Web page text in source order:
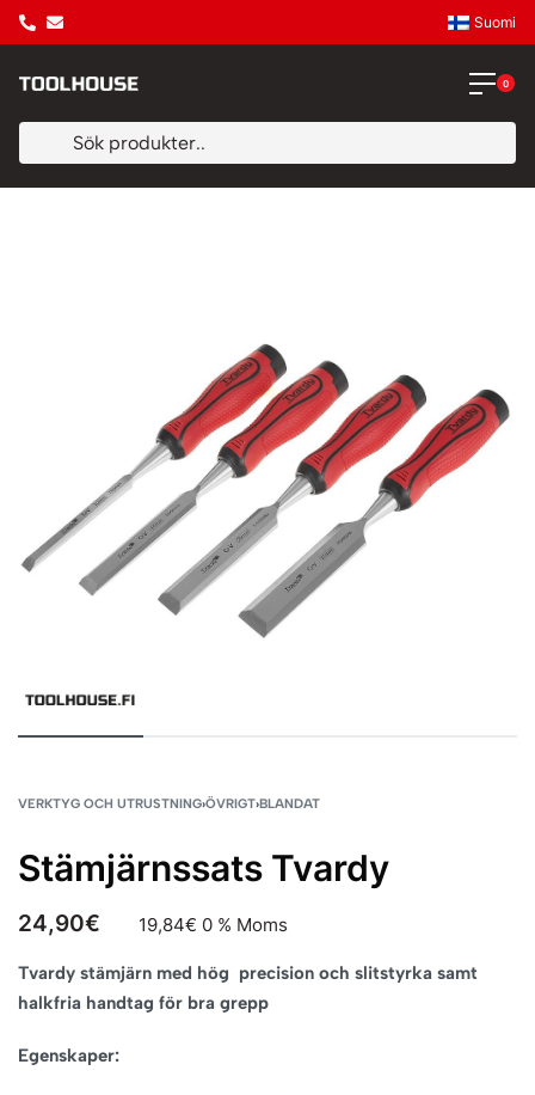
Suomi
0
VERKTYG OCH UTRUSTNING›ÖVRIGT›BLANDAT
Stämjärnssats Tvardy
24,90€ 19,84€ 0 % Moms
Tvardy stämjärn med hög precision och slitstyrka samt
halkfria handtag för bra grepp
Egenskaper: